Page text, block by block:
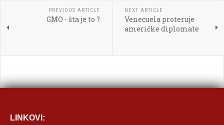
PREVIOUS ARTICLE
GMO - šta je to ?
NEXT ARTICLE
Venecuela proteruje
američke diplomate
LINKOVI: